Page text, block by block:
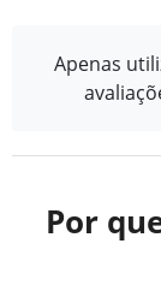
Apenas
Por